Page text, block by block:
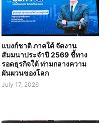
แบงก์ชาติ ภาคใต้ จัดงาน
สัมมนาประจำปี 2569 ชี้ทาง
รอดธุรกิจใต้ ท่ามกลางความ
ผันผวนของโลก
July 17, 2026